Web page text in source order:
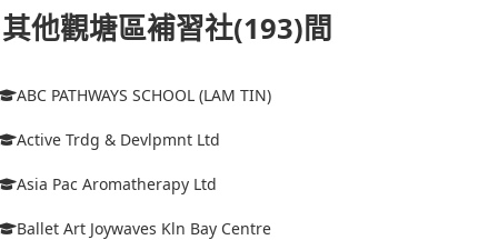
其他觀塘區補習社(193)間
ABC PATHWAYS SCHOOL (LAM TIN)
Active Trdg & Devlpmnt Ltd
Asia Pac Aromatherapy Ltd
Ballet Art Joywaves Kln Bay Centre